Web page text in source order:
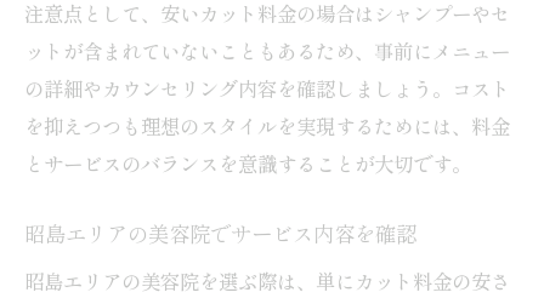
注意点として、安いカット料金の場合はシャンプーやセ
ットが含まれていないこともあるため、事前にメニュー
の詳細やカウンセリング内容を確認しましょう。コスト
を抑えつつも理想のスタイルを実現するためには、料金
とサービスのバランスを意識することが大切です。
昭島エリアの美容院でサービス内容を確認
昭島エリアの美容院を選ぶ際は、単にカット料金の安さ